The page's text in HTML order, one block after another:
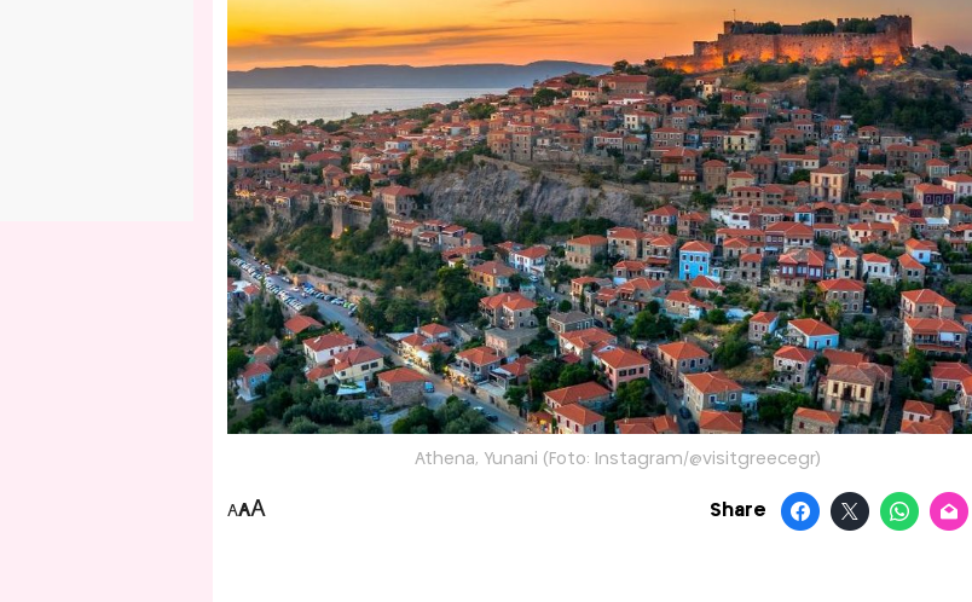
Athena, Yunani (Foto: Instagram/@visitgreecegr)
AAA Share